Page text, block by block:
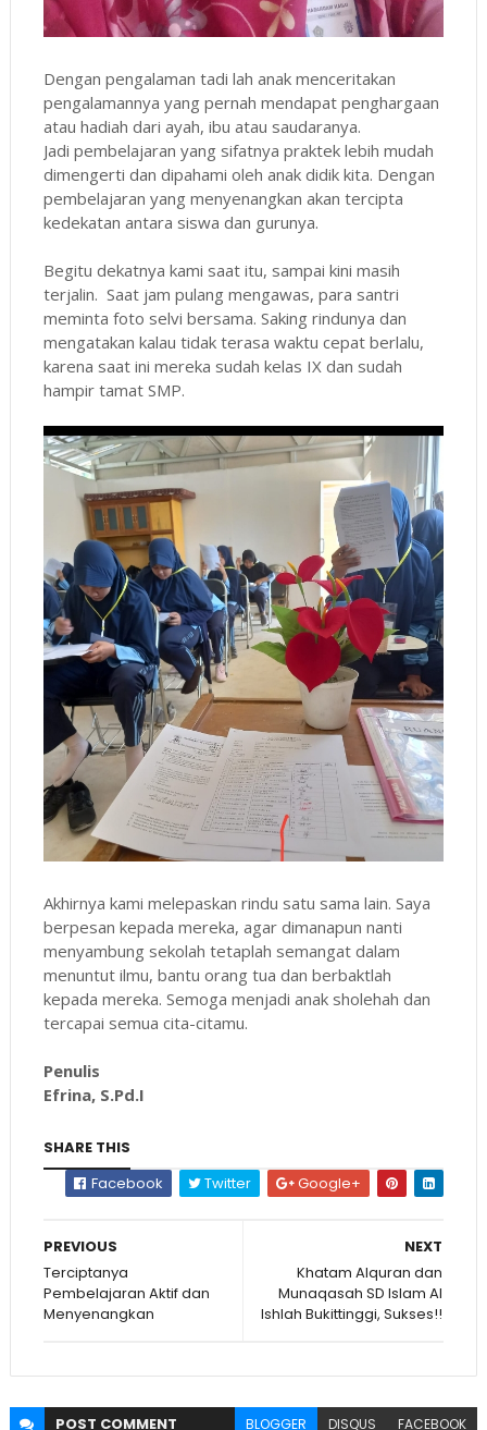
Dengan pengalaman tadi lah anak menceritakan
pengalamannya yang pernah mendapat penghargaan
atau hadiah dari ayah, ibu atau saudaranya.
Jadi pembelajaran yang sifatnya praktek lebih mudah
dimengerti dan dipahami oleh anak didik kita. Dengan
pembelajaran yang menyenangkan akan tercipta
kedekatan antara siswa dan gurunya.
Begitu dekatnya kami saat itu, sampai kini masih
terjalin. Saat jam pulang mengawas, para santri
meminta foto selvi bersama. Saking rindunya dan
mengatakan kalau tidak terasa waktu cepat berlalu,
karena saat ini mereka sudah kelas IX dan sudah
hampir tamat SMP.
Akhirnya kami melepaskan rindu satu sama lain. Saya
berpesan kepada mereka, agar dimanapun nanti
menyambung sekolah tetaplah semangat dalam
menuntut ilmu, bantu orang tua dan berbaktlah
kepada mereka. Semoga menjadi anak sholehah dan
tercapai semua cita-citamu.
Penulis
Efrina, S.Pd.I
SHARE THIS
Facebook
Twitter Google+
NEXT
Khatam Alquran dan
Munaqasah SD Islam Al
Ishlah Bukittinggi, Sukses!!
PREVIOUS
Terciptanya
Pembelajaran Aktif dan
Menyenangkan
POST COMMENT BLOGGER DISQUS FACEBOOK